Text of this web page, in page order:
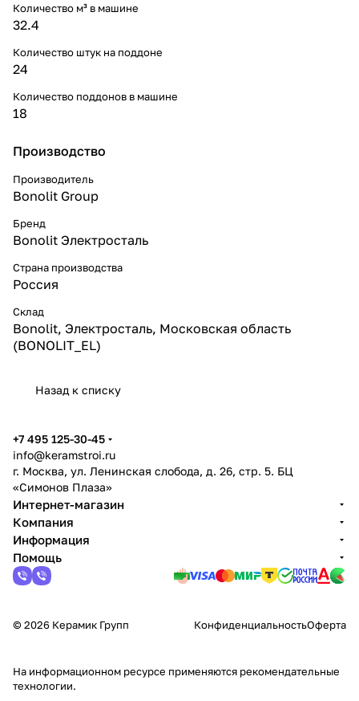
Количество м³ в машине
32.4
Количество штук на поддоне
24
Количество поддонов в машине
18
Производство
Производитель
Bonolit Group
Бренд
Bonolit Электросталь
Страна производства
Россия
Склад
Bonolit, Электросталь, Московская область
(BONOLIT_EL)
Назад к списку
+7 495 125-30-45
info@keramstroi.ru
г. Москва, ул. Ленинская слобода, д. 26, стр. 5. БЦ
«Симонов Плаза»
Интернет-магазин
Компания
Информация
Помощь
© 2026 Керамик Групп КонфиденциальностьОферта
На информационном ресурсе применяются рекомендательные
технологии.